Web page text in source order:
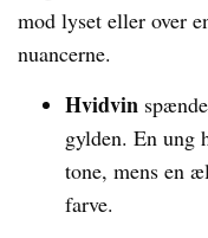
mod lyset eller over
nuancerne.
Hvidvin
gylden. En ung
tone, mens en
farve.